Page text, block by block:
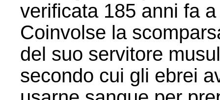
verificata 185 anni fa
Coinvolse la
del suo servitore
secondo cui gli ebrei